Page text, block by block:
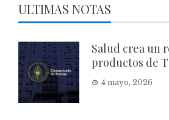
ULTIMAS NOTAS
Salud crea un
productos de
4 mayo, 2026